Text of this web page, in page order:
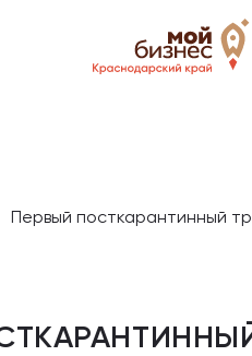
Первый посткарантинный